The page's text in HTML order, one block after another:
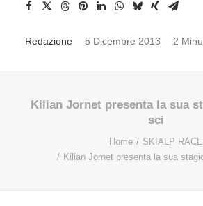
Redazione 5 Dicembre 2013 2
Kilian Jornet presenta la sua
sci
Home
SKIALP RACE
Kilian Jornet presenta la sua